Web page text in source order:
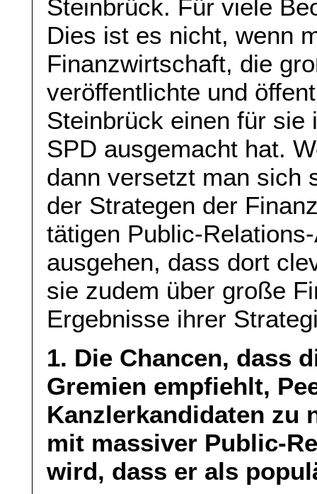
Steinbrück. Für viele
Dies ist es nicht, wenn
Finanzwirtschaft, die
veröffentlichte und
Steinbrück einen für sie
SPD ausgemacht hat.
dann versetzt man sich
der Strategen der
tätigen Public-
ausgehen, dass dort
sie zudem über große
Ergebnisse ihrer
1. Die Chancen, dass
Gremien empfiehlt,
Kanzlerkandidaten zu
mit massiver Public-
wird, dass er als